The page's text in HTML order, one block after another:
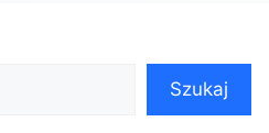
Szukaj